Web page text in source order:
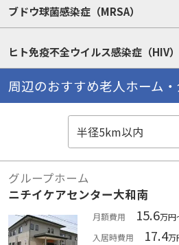
ブドウ球菌感染症（MRSA）
ヒト免疫不全ウイルス感染症（HIV）
周辺のおすすめ老人ホーム
グループホーム
ニチイケアセンター大和南
月額費用 15.6万円
入居時費用
17.4万